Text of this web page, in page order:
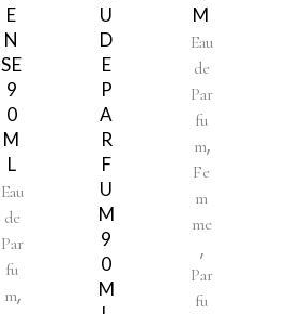
E
N
SE
9
0
M
L
Eau
de
Par
fu
m,
U
D
E
P
A
R
F
U
M
9
0
M
M
Eau
de
Par
fu
m,
Fe
m
me
,
Par
fu